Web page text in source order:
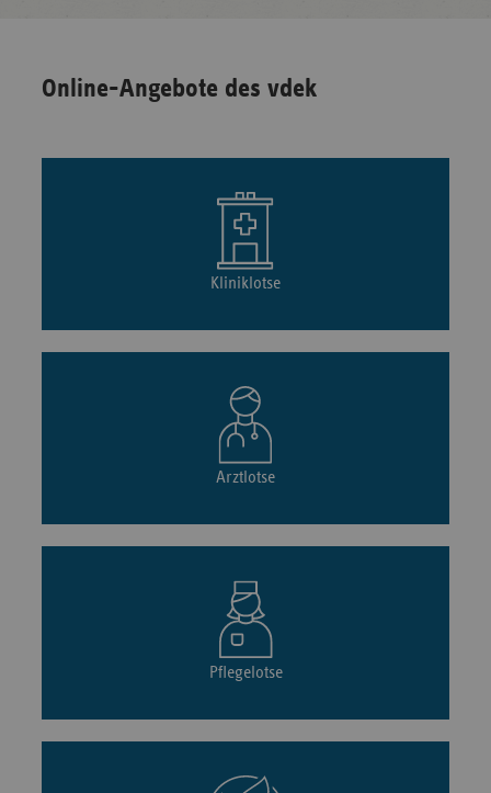
Online-Angebote des vdek
Kliniklotse
Arztlotse
Pflegelotse